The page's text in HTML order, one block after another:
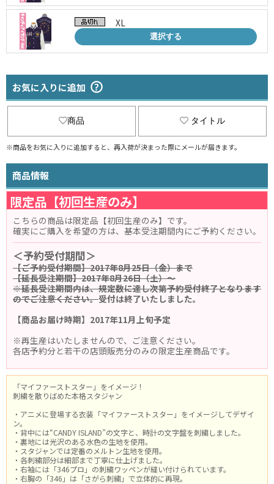
XL
選択する
お気に入りに追加
商品 タイトル
※商品をお気に入りに追加すると、再入荷が決まった際にメールが届きます。
商品情報
限定品【初回生産のみ】
こちらの商品は限定品【初回生産のみ】です。
確実にご購入を希望の方は、基本受注期間内にご予約ください。
＜予約受付期間＞
【ご予約受付期間】2017年8月25日（金）まで
【延長受注期間】2017年8月26日（土）～
※延長受注期間内は、規定数に達し次第予約受付終了となります
のでご注意ください。受付は終了いたしました。
【商品お届け時期】2017年11月上旬予定
※再生産はいたしませんので、ご注意ください。
各店予約分と若干の店頭販売分のみの限定生産商品です。
「マイファーストスター」をイメージ！
刺繍を散りばめた本格スタジャン
・アニメに登場する衣装「マイファーストスター」をイメージしてデザイ
ン。
・背中には“CANDY ISLAND”の文字と、時計の文字盤を刺繍しました。
・裏地には光沢のある水色の生地を使用。
・スタジャンでは定番のメルトン生地を使用。
・各刺繍部分は細部まで丁寧に仕上げました。
・右袖には「346プロ」の刺繍ワッペンが縫い付けられています。
・右胸の「346」は「さがら刺繍」で立体的に再現。